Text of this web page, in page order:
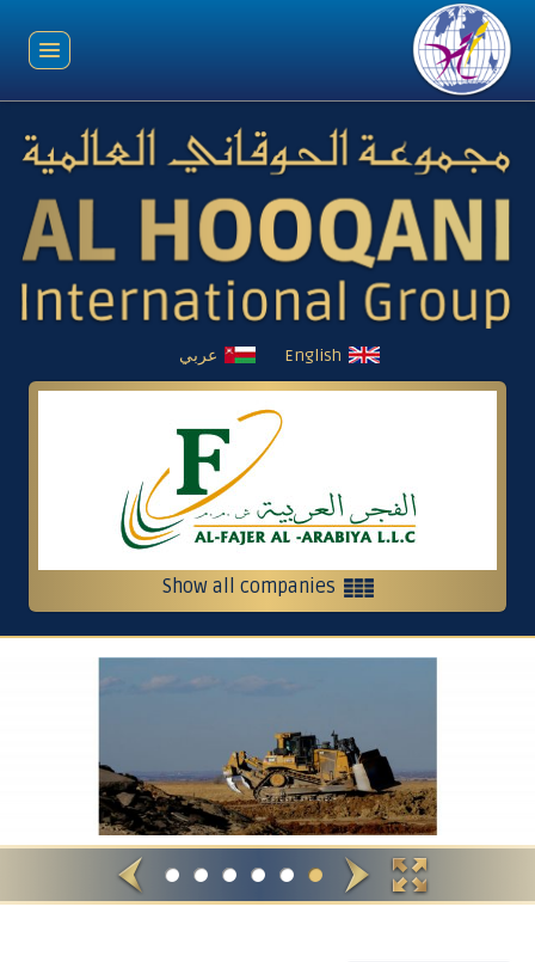
English عربي
Show all companies
Heavy equipment and contracting
Contracting, services and trading
Crushers